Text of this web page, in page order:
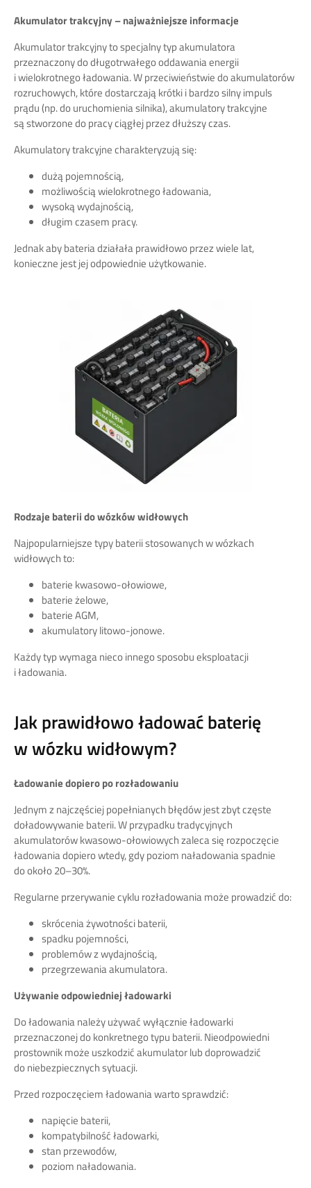
Akumulator trakcyjny – najważniejsze informacje
Akumulator trakcyjny to specjalny typ akumulatora
przeznaczony do długotrwałego oddawania energii
i wielokrotnego ładowania. W przeciwieństwie do akumulatorów
rozruchowych, które dostarczają krótki i bardzo silny impuls
prądu (np. do uruchomienia silnika), akumulatory trakcyjne
są stworzone do pracy ciągłej przez dłuższy czas.
Akumulatory trakcyjne charakteryzują się:
dużą pojemnością,
możliwością wielokrotnego ładowania,
wysoką wydajnością,
długim czasem pracy.
Jednak aby bateria działała prawidłowo przez wiele lat,
konieczne jest jej odpowiednie użytkowanie.
Rodzaje baterii do wózków widłowych
Najpopularniejsze typy baterii stosowanych w wózkach
widłowych to:
baterie kwasowo-ołowiowe,
baterie żelowe,
baterie AGM,
akumulatory litowo-jonowe.
Każdy typ wymaga nieco innego sposobu eksploatacji
i ładowania.
Jak prawidłowo ładować baterię
w wózku widłowym?
Ładowanie dopiero po rozładowaniu
Jednym z najczęściej popełnianych błędów jest zbyt częste
doładowywanie baterii. W przypadku tradycyjnych
akumulatorów kwasowo-ołowiowych zaleca się rozpoczęcie
ładowania dopiero wtedy, gdy poziom naładowania spadnie
do około 20–30%.
Regularne przerywanie cyklu rozładowania może prowadzić do:
skrócenia żywotności baterii,
spadku pojemności,
problemów z wydajnością,
przegrzewania akumulatora.
Używanie odpowiedniej ładowarki
Do ładowania należy używać wyłącznie ładowarki
przeznaczonej do konkretnego typu baterii. Nieodpowiedni
prostownik może uszkodzić akumulator lub doprowadzić
do niebezpiecznych sytuacji.
Przed rozpoczęciem ładowania warto sprawdzić:
napięcie baterii,
kompatybilność ładowarki,
stan przewodów,
poziom naładowania.